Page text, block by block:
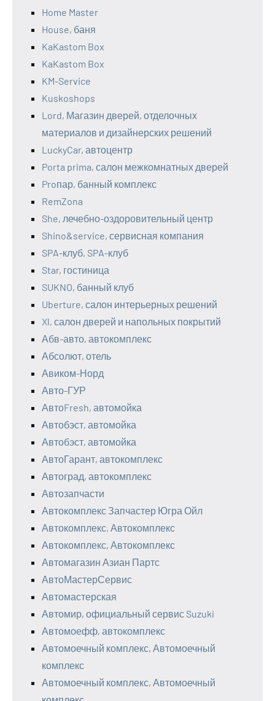
Home Master
House, баня
KaKastom Box
KaKastom Box
KM-Service
Kuskoshops
Lord, Магазин дверей, отделочных
материалов и дизайнерских решений
LuckyCar, автоцентр
Porta prima, салон межкомнатных дверей
Proпар, банный комплекс
RemZona
She, лечебно-оздоровительный центр
Shino&service, сервисная компания
SPA-клуб, SPA-клуб
Star, гостиница
SUKNO, банный клуб
Uberture, салон интерьерных решений
Xl, салон дверей и напольных покрытий
Абв-авто, автокомплекс
Абсолют, отель
Авиком-Норд
Авто-ГУР
АвтоFresh, автомойка
Автобэст, автомойка
Автобэст, автомойка
АвтоГарант, автокомплекс
Автоград, автокомплекс
Автозапчасти
Автокомплекс Запчастер Югра Ойл
Автокомплекс, Автокомплекс
Автокомплекс, Автокомплекс
Автомагазин Азиан Партс
АвтоМастерСервис
Автомастерская
Автомир, официальный сервис Suzuki
Автомоефф, автокомплекс
Автомоечный комплекс, Автомоечный
комплекс
Автомоечный комплекс, Автомоечный